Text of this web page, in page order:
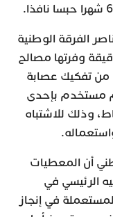
الفرقة الوطنية
وفرتها مصالح
من تفكيك عصابة
من بينهم مستخدم بإحدى
وذلك للاشتباه
أن المعطيات
الرئيسي في
في إنجاز